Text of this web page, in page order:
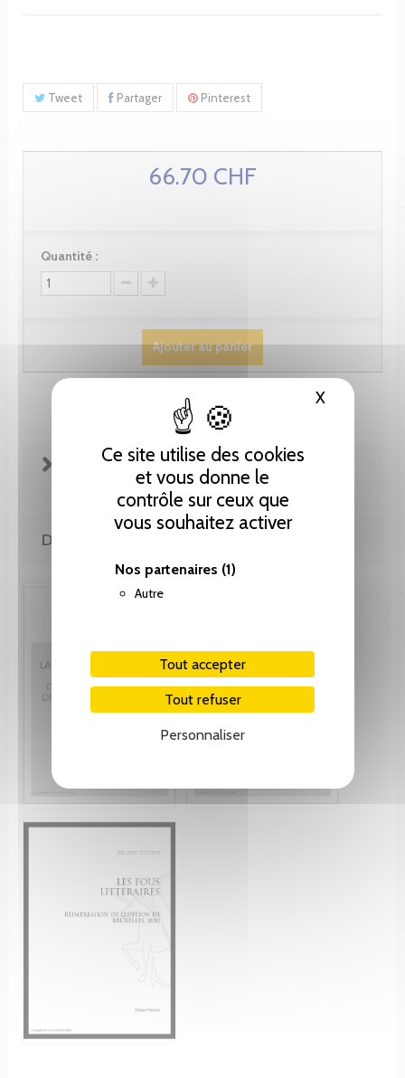
Ce site utilise des cookies
et vous donne le
contrôle sur ceux que
vous souhaitez activer
Nos partenaires (1)
Autre
Tout accepter
Tout refuser
Personnaliser
XMasquer
Tweet Partager Pinterest
66.70 CHF
Quantité :
Ajouter au panier
FICHE TECHNIQUE
DE MÊME AUTEUR(E)